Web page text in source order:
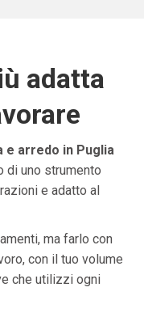
adatta
e arredo in Puglia
di uno strumento
e adatto al
ma farlo con
con il tuo volume
che utilizzi ogni